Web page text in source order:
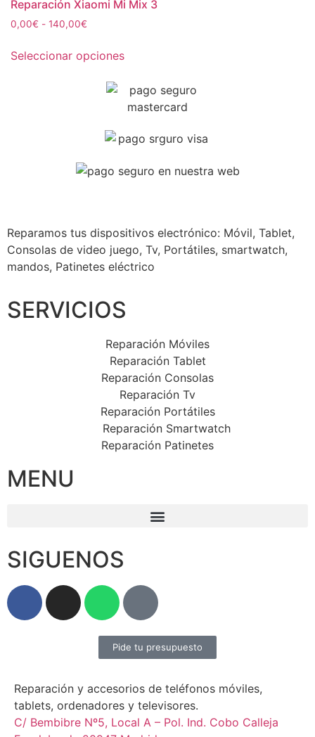
Reparación Xiaomi Mi Mix 3
0,00€ - 140,00€
Seleccionar opciones
Reparamos tus dispositivos electrónico: Móvil, Tablet,
Consolas de video juego, Tv, Portátiles, smartwatch,
mandos, Patinetes eléctrico
SERVICIOS
Reparación Móviles
Reparación Tablet
Reparación Consolas
Reparación Tv
Reparación Portátiles
Reparación Smartwatch
Reparación Patinetes
MENU
SIGUENOS
Pide tu presupuesto
Reparación y accesorios de teléfonos móviles,
tablets, ordenadores y televisores.
C/ Bembibre Nº5, Local A – Pol. Ind. Cobo Calleja